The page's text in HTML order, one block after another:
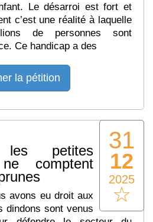
Le désarroi est fort et
c’est une réalité à laquelle
de personnes sont
Ce handicap a des
la pétition
31
12
2025
☆
petites
comptent
avons eu droit aux
dindons sont venus